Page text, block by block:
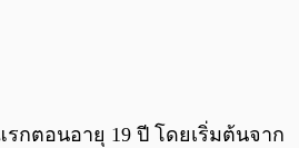
รกตอนอายุ 19 ปี โดยเริ่มต้นจาก